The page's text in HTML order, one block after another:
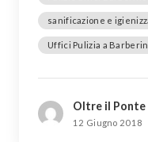
sanificazione e
Uffici Pulizia a
Oltre il Ponte
12 Giugno 2018